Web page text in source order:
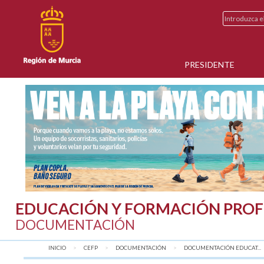
PRESIDENTE
EDUCACIÓN Y FORMACIÓN
DOCUMENTACIÓN
INICIO CEFP DOCUMENTACIÓN DOCUMENTACIÓN EDUCAT...